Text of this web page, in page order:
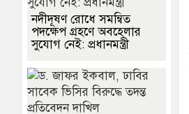
নদীদূষণ রোধে সমন্বিত
পদক্ষেপ গ্রহণে অবহেলার
সুযোগ নেই: প্রধানমন্ত্রী